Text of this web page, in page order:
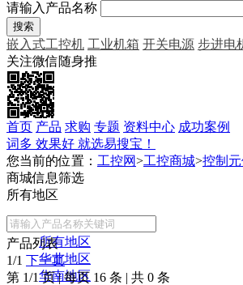
请输入产品名称
嵌入式工控机 工业机箱 开关电源 步进电
关注微信随身推
首页 产品 求购 专题 资料中心 成功案例
词多 效果好 就选易搜宝！
您当前的位置： 工控网>工控商城>控制
商城信息筛选
所有地区
常用地区
所有地区
华北地区
华南地区
产品列表
1/1 下一页
第 1/1页|每页 16 条 | 共 0 条